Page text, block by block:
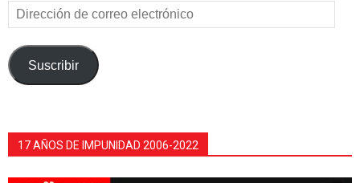
Dirección
de
correo
electrónico
Suscribir
17 AÑOS DE IMPUNIDAD 2006-2022